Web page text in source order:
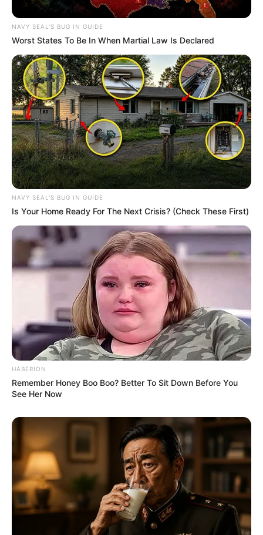
NAVY SEAL'S BUG IN GUIDE
Worst States To Be In When Martial Law Is Declared
NAVY SEAL'S BUG IN GUIDE
Is Your Home Ready For The Next Crisis? (Check These First)
HABERION
Remember Honey Boo Boo? Better To Sit Down Before You
See Her Now